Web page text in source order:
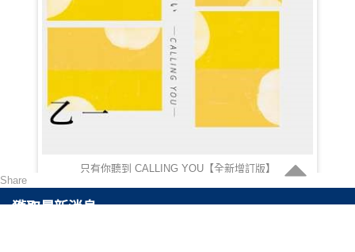
只有你聽到 CALLING YOU【全新增訂版】
Share
獲取最新消息